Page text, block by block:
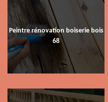
Peintre rénovation boiserie bois
68